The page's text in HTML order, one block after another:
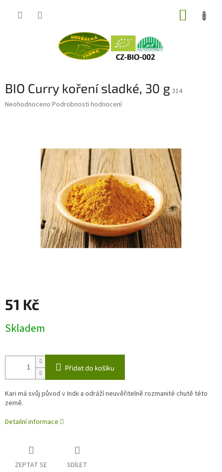
BIO Curry koření sladké, 30 g 314
Průměrné
Neohodnoceno Podrobnosti hodnocení
51 Kč
cena:
Skladem
Přidat do košíku
Kari má svůj původ v Indii a odráží neuvěřitelně rozmanité chutě této
země.
Detailní informace
ZEPTAT SE SDÍLET